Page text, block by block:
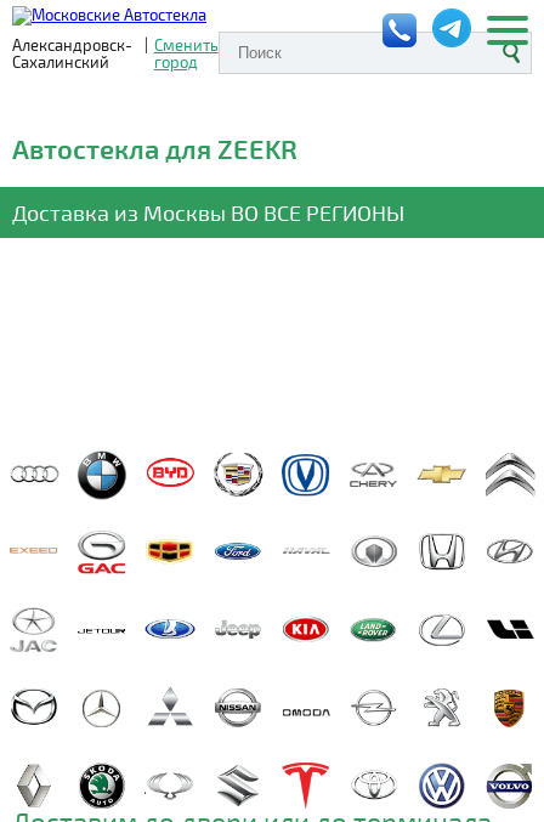
Александровск-
Сахалинский
| Сменить
город
Автостекла для ZEEKR
Доставка из Москвы ВО ВСЕ РЕГИОНЫ